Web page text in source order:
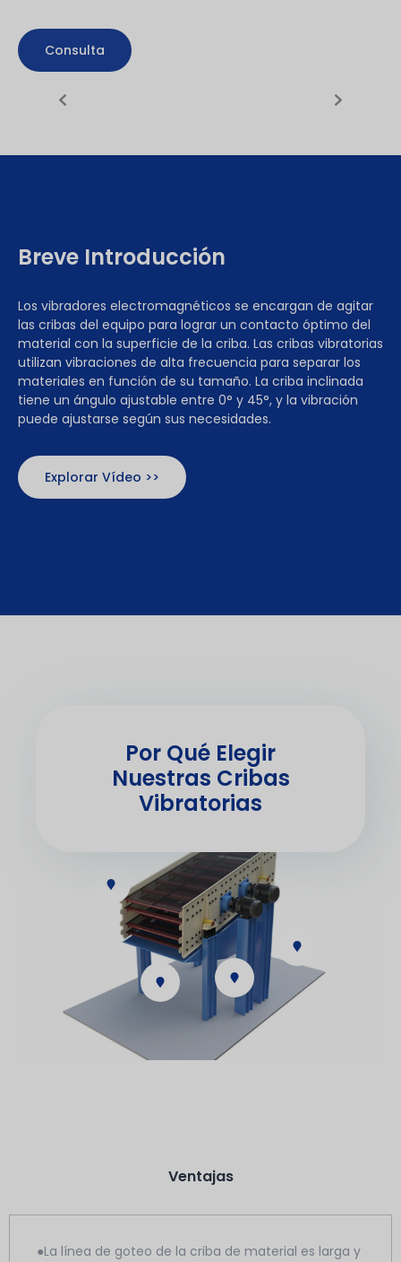
Consulta
Breve Introducción
Los vibradores electromagnéticos se encargan de agitar
las cribas del equipo para lograr un contacto óptimo del
material con la superficie de la criba. Las cribas vibratorias
utilizan vibraciones de alta frecuencia para separar los
materiales en función de su tamaño. La criba inclinada
tiene un ángulo ajustable entre 0° y 45°, y la vibración
puede ajustarse según sus necesidades.
Explorar Vídeo >>
Por Qué Elegir
Nuestras Cribas
Vibratorias
Ventajas
●La línea de goteo de la criba de material es larga y